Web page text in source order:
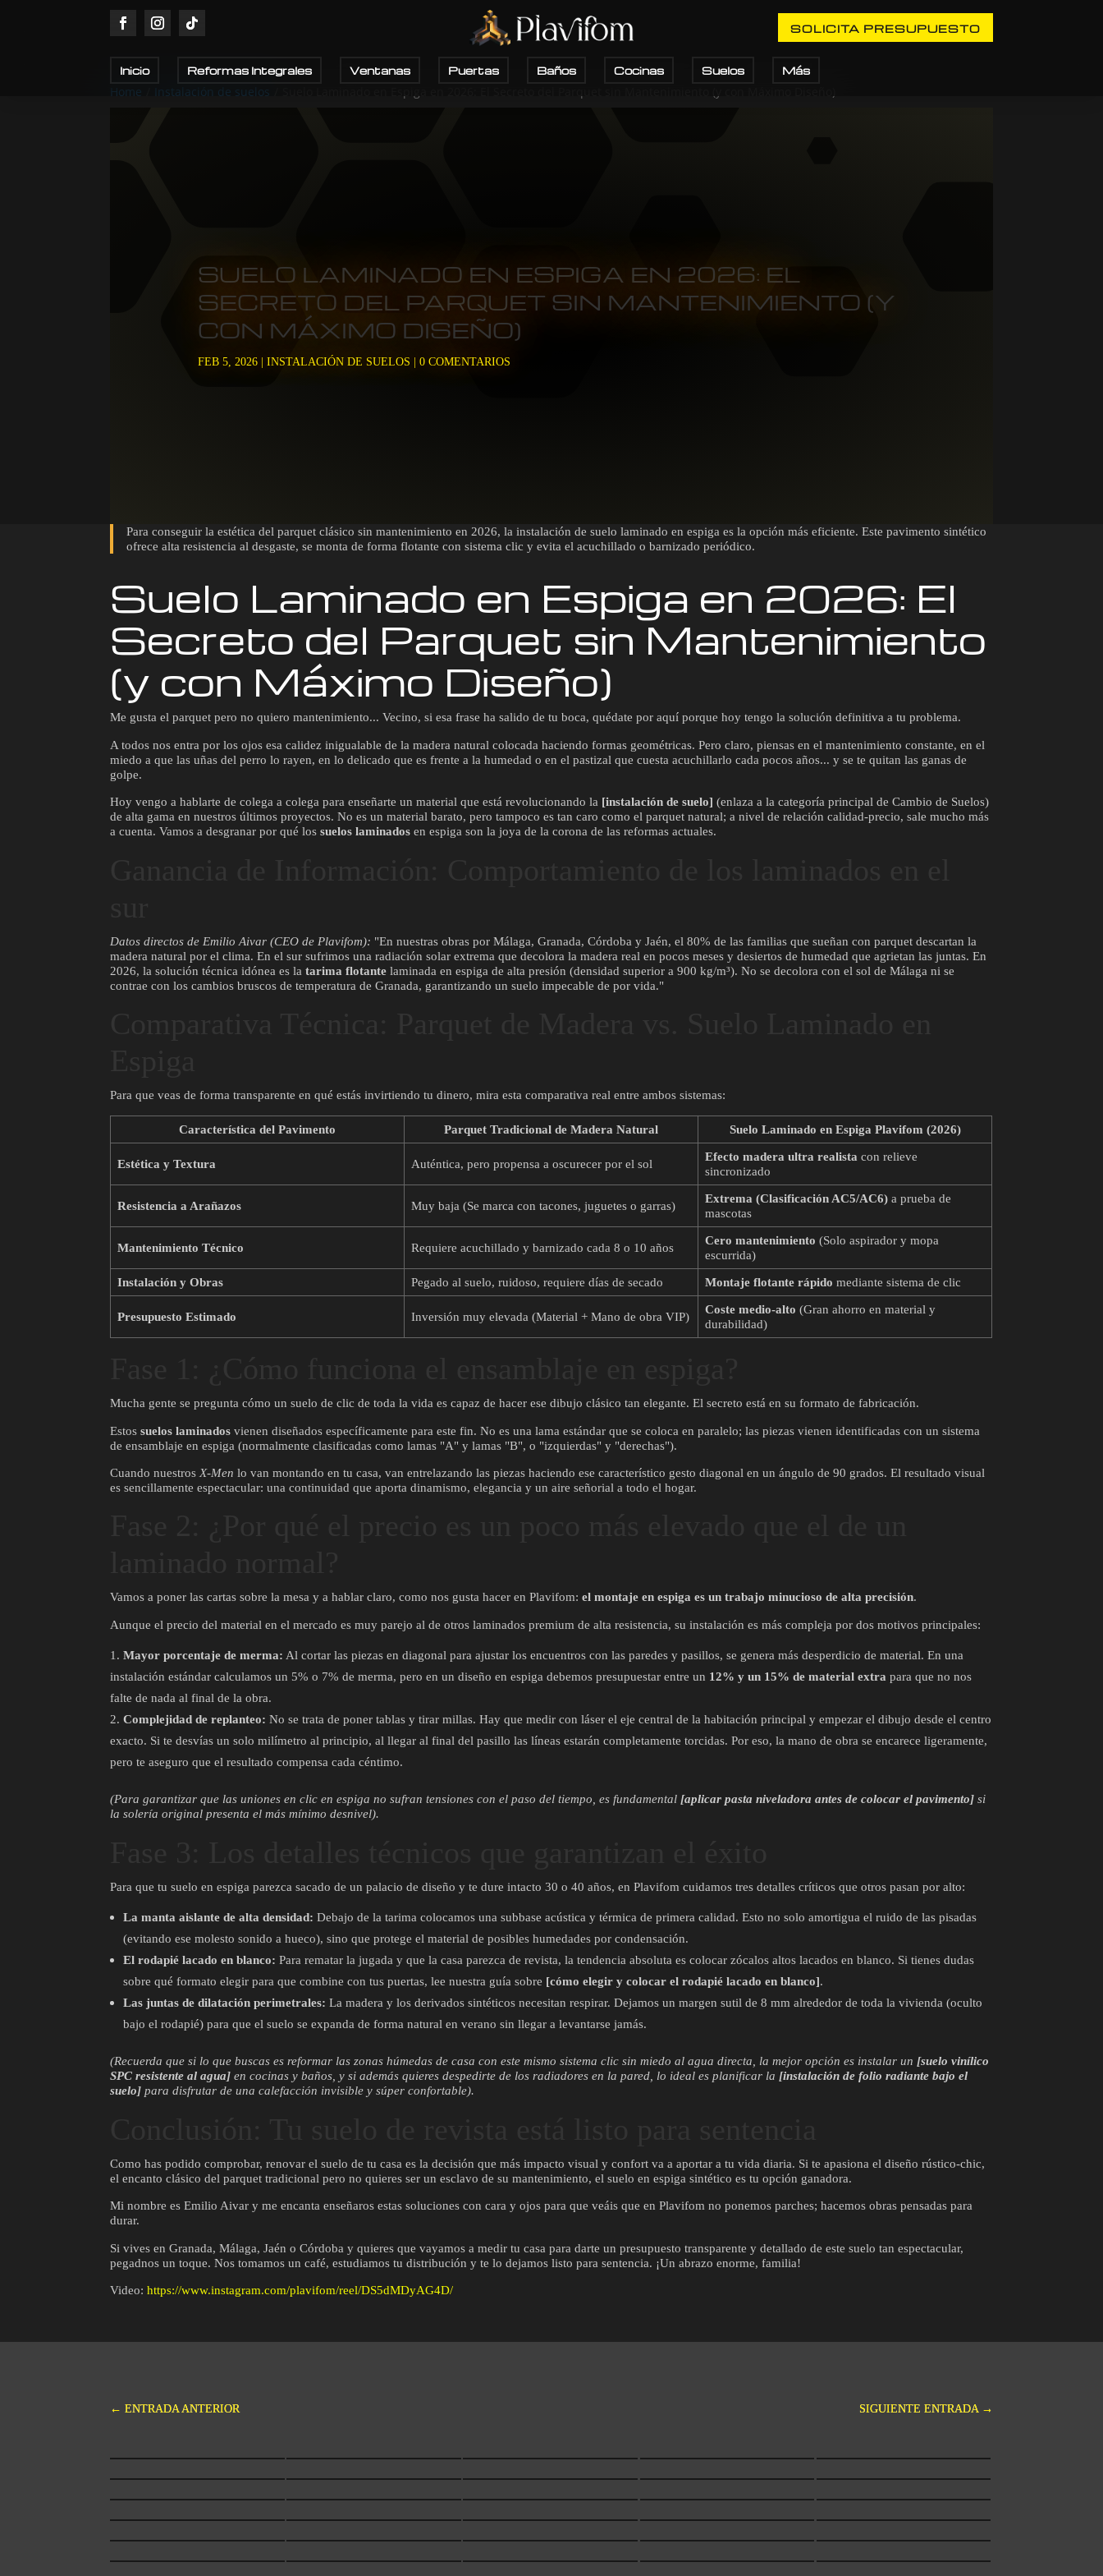
SOLICITA PRESUPUESTO
Inicio Reformas Integrales Ventanas Puertas Baños Cocinas Suelos Más
Home Instalación de suelos
SUELO LAMINADO EN ESPIGA EN 2026: EL
SECRETO DEL PARQUET SIN MANTENIMIENTO (Y
CON MÁXIMO DISEÑO)
FEB 5, 2026 |INSTALACIÓN DE SUELOS |0 COMENTARIOS
Para conseguir la estética del parquet clásico sin mantenimiento en 2026, la instalación de suelo laminado en espiga es la opción más eficiente. Este pavimento sintético
ofrece alta resistencia al desgaste, se monta de forma flotante con sistema clic y evita el acuchillado o barnizado periódico.
Suelo Laminado en Espiga en 2026: El
Secreto del Parquet sin Mantenimiento
(y con Máximo Diseño)
Me gusta el parquet pero no quiero mantenimiento... Vecino, si esa frase ha salido de tu boca, quédate por aquí porque hoy tengo la solución definitiva a tu problema.
A todos nos entra por los ojos esa calidez inigualable de la madera natural colocada haciendo formas geométricas. Pero claro, piensas en el mantenimiento constante, en el
miedo a que las uñas del perro lo rayen, en lo delicado que es frente a la humedad o en el pastizal que cuesta acuchillarlo cada pocos años... y se te quitan las ganas de
golpe.
Hoy vengo a hablarte de colega a colega para enseñarte un material que está revolucionando la [instalación de suelo] (enlaza a la categoría principal de Cambio de Suelos)
de alta gama en nuestros últimos proyectos. No es un material barato, pero tampoco es tan caro como el parquet natural; a nivel de relación calidad-precio, sale mucho más
a cuenta. Vamos a desgranar por qué lossuelos laminados en espiga son la joya de la corona de las reformas actuales.
Datos directos de Emilio Aivar (CEO de Plavifom): "En nuestras obras por Málaga, Granada, Córdoba y Jaén, el 80% de las familias que sueñan con parquet descartan la
madera natural por el clima. En el sur sufrimos una radiación solar extrema que decolora la madera real en pocos meses y desiertos de humedad que agrietan las juntas. En
2026, la solución técnica idónea es latarima flotante laminada en espiga de alta presión (densidad superior a 900 kg/m³). No se decolora con el sol de Málaga ni se
contrae con los cambios bruscos de temperatura de Granada, garantizando un suelo impecable de por vida."
Para que veas de forma transparente en qué estás invirtiendo tu dinero, mira esta comparativa real entre ambos sistemas:
Característica del Pavimento Parquet Tradicional de Madera Natural Suelo Laminado en Espiga Plavifom (2026)
Estética y Textura Auténtica, pero propensa a oscurecer por el sol
Efecto madera ultra realista con relieve
sincronizado
Resistencia a Arañazos Muy baja (Se marca con tacones, juguetes o garras)
Extrema (Clasificación AC5/AC6) a prueba de
mascotas
Mantenimiento Técnico Requiere acuchillado y barnizado cada 8 o 10 años
Cero mantenimiento (Solo aspirador y mopa
escurrida)
Instalación y Obras
Pegado al suelo, ruidoso, requiere días de secado Montaje flotante rápido mediante sistema de clic
Presupuesto Estimado Inversión muy elevada (Material + Mano de obra VIP)
Coste medio-alto (Gran ahorro en material y
durabilidad)
Mucha gente se pregunta cómo un suelo de clic de toda la vida es capaz de hacer ese dibujo clásico tan elegante. El secreto está en su formato de fabricación.
Estossuelos laminados vienen diseñados específicamente para este fin. No es una lama estándar que se coloca en paralelo; las piezas vienen identificadas con un sistema
de ensamblaje en espiga (normalmente clasificadas como lamas "A" y lamas "B", o "izquierdas" y "derechas").
Cuando nuestros X-Men lo van montando en tu casa, van entrelazando las piezas haciendo ese característico gesto diagonal en un ángulo de 90 grados. El resultado visual
es sencillamente espectacular: una continuidad que aporta dinamismo, elegancia y un aire señorial a todo el hogar.
Vamos a poner las cartas sobre la mesa y a hablar claro, como nos gusta hacer en Plavifom:el montaje en espiga es un trabajo minucioso de alta precisión.
Aunque el precio del material en el mercado es muy parejo al de otros laminados premium de alta resistencia, su instalación es más compleja por dos motivos principales:
Mayor porcentaje de merma: Al cortar las piezas en diagonal para ajustar los encuentros con las paredes y pasillos, se genera más desperdicio de material. En una
instalación estándar calculamos un 5% o 7% de merma, pero en un diseño en espiga debemos presupuestar entre un 12% y un 15% de material extra para que no nos
falte de nada al final de la obra.
Complejidad de replanteo: No se trata de poner tablas y tirar millas. Hay que medir con láser el eje central de la habitación principal y empezar el dibujo desde el centro
exacto. Si te desvías un solo milímetro al principio, al llegar al final del pasillo las líneas estarán completamente torcidas. Por eso, la mano de obra se encarece ligeramente,
pero te aseguro que el resultado compensa cada céntimo.
(Para garantizar que las uniones en clic en espiga no sufran tensiones con el paso del tiempo, es fundamental[aplicar pasta niveladora antes de colocar el pavimento] si
la solería original presenta el más mínimo desnivel).
Para que tu suelo en espiga parezca sacado de un palacio de diseño y te dure intacto 30 o 40 años, en Plavifom cuidamos tres detalles críticos que otros pasan por alto:
La manta aislante de alta densidad: Debajo de la tarima colocamos una subbase acústica y térmica de primera calidad. Esto no solo amortigua el ruido de las pisadas
(evitando ese molesto sonido a hueco), sino que protege el material de posibles humedades por condensación.
El rodapié lacado en blanco: Para rematar la jugada y que la casa parezca de revista, la tendencia absoluta es colocar zócalos altos lacados en blanco. Si tienes dudas
sobre qué formato elegir para que combine con tus puertas, lee nuestra guía sobre [cómo elegir y colocar el rodapié lacado en blanco].
Las juntas de dilatación perimetrales: La madera y los derivados sintéticos necesitan respirar. Dejamos un margen sutil de 8 mm alrededor de toda la vivienda (oculto
bajo el rodapié) para que el suelo se expanda de forma natural en verano sin llegar a levantarse jamás.
(Recuerda que si lo que buscas es reformar las zonas húmedas de casa con este mismo sistema clic sin miedo al agua directa, la mejor opción es instalar un[suelo vinílico
SPC resistente al agua] en cocinas y baños, y si además quieres despedirte de los radiadores en la pared, lo ideal es planificar la[instalación de folio radiante bajo el
suelo] para disfrutar de una calefacción invisible y súper confortable).
Como has podido comprobar, renovar el suelo de tu casa es la decisión que más impacto visual y confort va a aportar a tu vida diaria. Si te apasiona el diseño rústico-chic,
el encanto clásico del parquet tradicional pero no quieres ser un esclavo de su mantenimiento, el suelo en espiga sintético es tu opción ganadora.
Mi nombre es Emilio Aivar y me encanta enseñaros estas soluciones con cara y ojos para que veáis que en Plavifom no ponemos parches; hacemos obras pensadas para
durar.
Si vives en Granada, Málaga, Jaén o Córdoba y quieres que vayamos a medir tu casa para darte un presupuesto transparente y detallado de este suelo tan espectacular,
pegadnos un toque. Nos tomamos un café, estudiamos tu distribución y te lo dejamos listo para sentencia. ¡Un abrazo enorme, familia!
Video:https://www.instagram.com/plavifom/reel/DS5dMDyAG4D/
←ENTRADA ANTERIOR SIGUIENTE ENTRADA→